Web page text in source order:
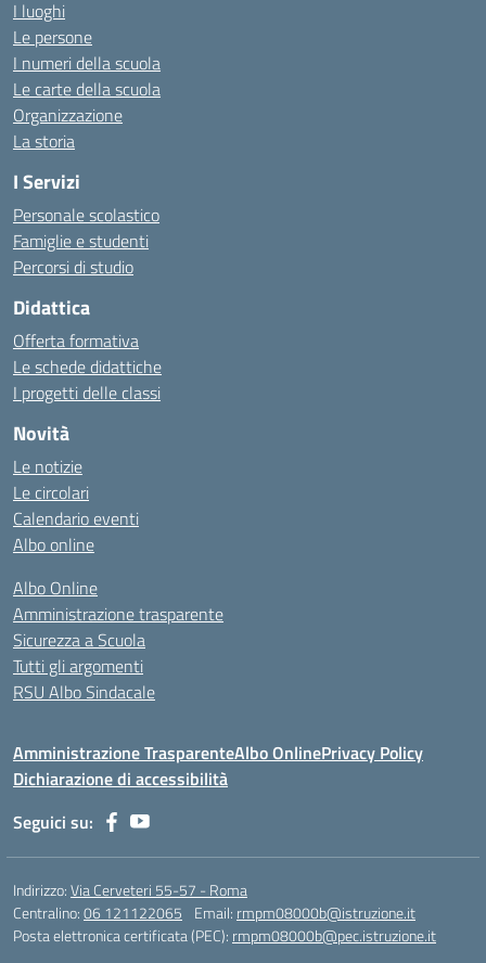
I luoghi
Le persone
I numeri della scuola
Le carte della scuola
Organizzazione
La storia
I Servizi
Personale scolastico
Famiglie e studenti
Percorsi di studio
Didattica
Offerta formativa
Le schede didattiche
I progetti delle classi
Novità
Le notizie
Le circolari
Calendario eventi
Albo online
Albo Online
Amministrazione trasparente
Sicurezza a Scuola
Tutti gli argomenti
RSU Albo Sindacale
Amministrazione TrasparenteAlbo OnlinePrivacy Policy
Dichiarazione di accessibilità
Seguici su:
Indirizzo:Via Cerveteri 55-57 - Roma
Centralino:06 121122065 Email: rmpm08000b@istruzione.it
Posta elettronica certificata (PEC): rmpm08000b@pec.istruzione.it